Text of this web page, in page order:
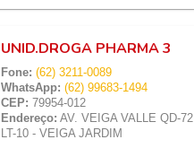
UNID.DROGA PHARMA 3
Fone: (62) 3211-0089
WhatsApp: (62) 99683-1494
CEP: 79954-012
Endereço: AV. VEIGA VALLE QD-72
LT-10 - VEIGA JARDIM